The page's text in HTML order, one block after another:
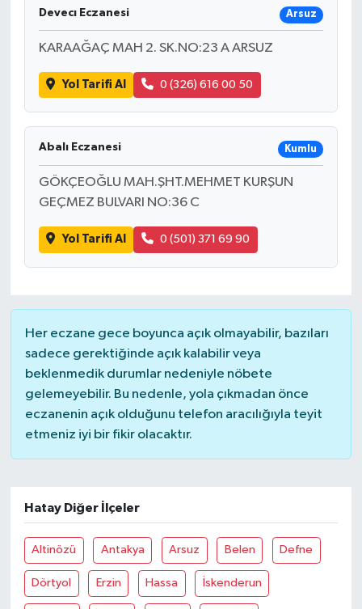
Devecı Eczanesi Arsuz
KARAAĞAÇ MAH 2. SK.NO:23 A ARSUZ
Yol Tarifi Al 0 (326) 616 00 50
Abalı Eczanesi Kumlu
GÖKÇEOĞLU MAH.ŞHT.MEHMET KURŞUN
GEÇMEZ BULVARI NO:36 C
Yol Tarifi Al 0 (501) 371 69 90
Her eczane gece boyunca açık olmayabilir, bazıları
sadece gerektiğinde açık kalabilir veya
beklenmedik durumlar nedeniyle nöbete
gelemeyebilir. Bu nedenle, yola çıkmadan önce
eczanenin açık olduğunu telefon aracılığıyla teyit
etmeniz iyi bir fikir olacaktır.
Hatay Diğer İlçeler
Altinözü Antakya Arsuz Belen Defne
Dörtyol Erzin Hassa İskenderun